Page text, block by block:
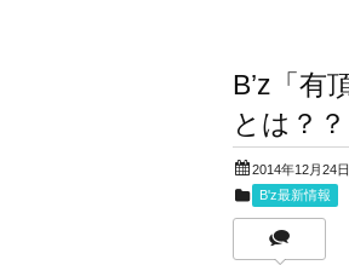
B’z「有
とは？？
2014年12月24日
B'z最新情報